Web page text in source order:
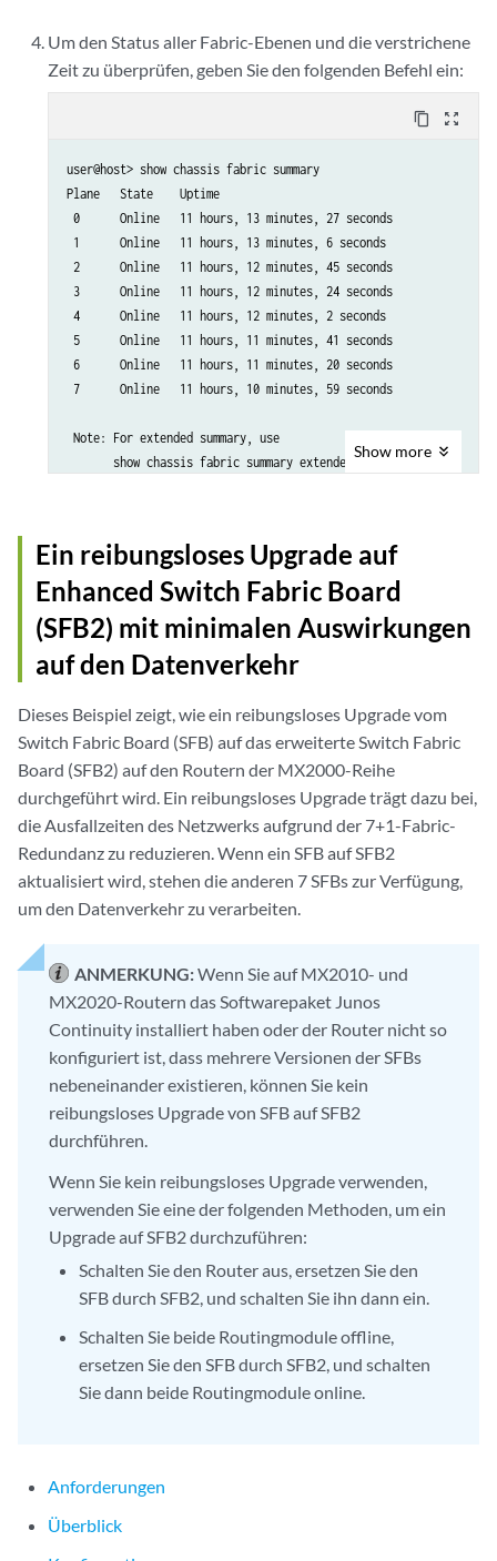
      FPC 17
          PFE 0 :Links ok
      FPC 19
          PFE 0 :Links ok
          PFE 1 :Links ok
   PFE 2 :Links ok
          PFE 3 :Links ok
Plane 1
  Plane state: ACTIVE
      FPC 0
          PFE 0 :Links ok
      FPC 1
          PFE 1 :Links ok
          PFE 2 :Links ok
          PFE 3 :Links ok
          PFE 1 :Links ok
          PFE 0 :Links ok
          PFE 1 :Links ok
          PFE 0 :Links ok
          PFE 0 :Links ok
      FPC 11
          PFE 0 :Links ok
          PFE 1 :Links ok
      FPC 12
          PFE 0 :Links ok
      FPC 13
          PFE 0 :Links ok
      FPC 14
          PFE 1 :Links ok
          PFE 2 :Links ok
          PFE 3 :Links ok
      FPC 16
          PFE 0 :Links ok
          PFE 1 :Links ok
          PFE 0 :Links ok
          PFE 1 :Links ok
      FPC 18
      FPC 19
          PFE 0 :Links ok
	  PFE 1 :Links ok
          PFE 2 :Links ok
  Plane state: ACTIVE
          PFE 0 :Links ok
      Plane 1: Plane enabled
      Plane 2: Plane enabled
      Plane 3: Plane enabled
      Plane 6: Plane enabled
      Plane 7: Plane enabled
  PFE #1
      Plane 0: Plane enabled
      Plane 1: Plane enabled
      Plane 2: Plane enabled
      Plane 3: Plane enabled
      Plane 4: Plane enabled
      Plane 5: Plane enabled
      Plane 6: Plane enabled
  PFE #2
      Plane 0: Plane enabled
      Plane 4: Plane enabled
      Plane 5: Plane enabled
      Plane 7: Plane enabled
  PFE #3
      Plane 1: Plane enabled
      Plane 2: Plane enabled
      Plane 3: Plane enabled
      Plane 4: Plane enabled
		  Plane 5: Plane enabled
      Plane 6: Plane enabled
      Plane 7: Plane enabled
FPC 2
  PFE #0
      Plane 2: Plane enabled
      Plane 3: Plane enabled
      Plane 4: Plane enabled
      Plane 5: Plane enabled
      Plane 7: Plane enabled
  PFE #1
      Plane 0: Plane enabled
      Plane 2: Plane enabled
      Plane 3: Plane enabled
      Plane 4: Plane enabled
      Plane 5: Plane enabled
      Plane 6: Plane enabled
...
FPC 19
  PFE #0
      Plane 3: Plane enabled
      Plane 5: Plane enabled
Um den Status aller Fabric-Ebenen und die verstrichene
Zeit zu überprüfen, geben Sie den folgenden Befehl ein:
content_copy zoom_out_map
user@host> show chassis fabric summary
Plane   State    Uptime
0      Online   11 hours, 13 minutes, 27 seconds
1      Online   11 hours, 13 minutes, 6 seconds
2      Online   11 hours, 12 minutes, 45 seconds
3      Online   11 hours, 12 minutes, 24 seconds
4      Online   11 hours, 12 minutes, 2 seconds
5      Online   11 hours, 11 minutes, 41 seconds
6      Online   11 hours, 11 minutes, 20 seconds
7      Online   11 hours, 10 minutes, 59 seconds
Note: For extended summary, use
       show chassis fabric summary extended
Show more
Ein reibungsloses Upgrade auf
Enhanced Switch Fabric Board
(SFB2) mit minimalen Auswirkungen
auf den Datenverkehr
Dieses Beispiel zeigt, wie ein reibungsloses Upgrade vom
Switch Fabric Board (SFB) auf das erweiterte Switch Fabric
Board (SFB2) auf den Routern der MX2000-Reihe
durchgeführt wird. Ein reibungsloses Upgrade trägt dazu bei,
die Ausfallzeiten des Netzwerks aufgrund der 7+1-Fabric-
Redundanz zu reduzieren. Wenn ein SFB auf SFB2
aktualisiert wird, stehen die anderen 7 SFBs zur Verfügung,
um den Datenverkehr zu verarbeiten.
ANMERKUNG:Wenn Sie auf MX2010- und
MX2020-Routern das Softwarepaket Junos
Continuity installiert haben oder der Router nicht so
konfiguriert ist, dass mehrere Versionen der SFBs
nebeneinander existieren, können Sie kein
reibungsloses Upgrade von SFB auf SFB2
durchführen.
Wenn Sie kein reibungsloses Upgrade verwenden,
verwenden Sie eine der folgenden Methoden, um ein
Upgrade auf SFB2 durchzuführen:
Schalten Sie den Router aus, ersetzen Sie den
SFB durch SFB2, und schalten Sie ihn dann ein.
Schalten Sie beide Routingmodule offline,
ersetzen Sie den SFB durch SFB2, und schalten
Sie dann beide Routingmodule online.
Anforderungen
Überblick